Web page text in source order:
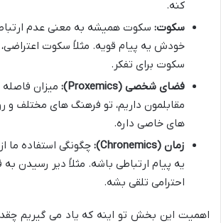
کنه.
سکوت: سکوت همیشه به معنی عدم
خودش یه پیام قویه. مثلاً سکوت
سکوت برای تفکر.
فضای شخصی (Proxemics):
میزان
مقابلمون داریم، تو فرهنگ های مختلف و
های خاصی داره.
زمان (Chronemics):
چگونگی استفاده ما
یه پیام ارتباطی باشه. مثلاً دیر رسیدن به
احترامی تلقی بشه.
اهمیت این بخش تو اینه که یاد می گیریم